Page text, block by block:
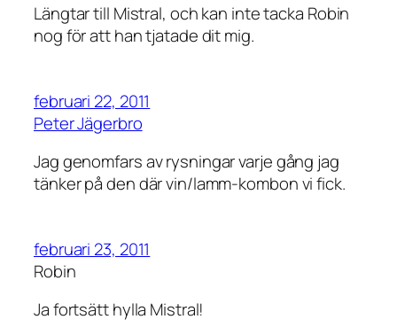
Längtar till Mistral, och kan inte tacka Robin
nog för att han tjatade dit mig.
februari 22, 2011
Peter Jägerbro
Jag genomfars av rysningar varje gång jag
tänker på den där vin/lamm-kombon vi fick.
februari 23, 2011
Robin
Ja fortsätt hylla Mistral!